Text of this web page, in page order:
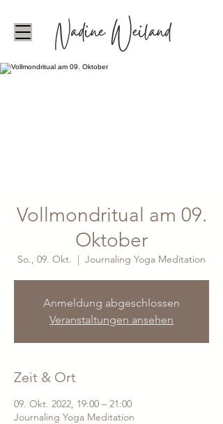
Vollmondritual am 09.
Oktober
So., 09. Okt.
  |
Journaling Yoga Meditation
Anmeldung abgeschlossen
Veranstaltungen ansehen
Zeit & Ort
09. Okt. 2022, 19:00 – 21:00
Journaling Yoga Meditation